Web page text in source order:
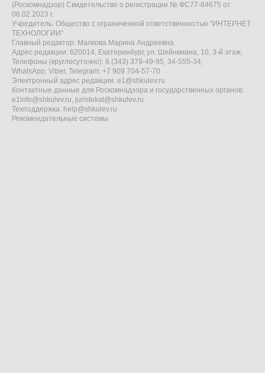
(Роскомнадзор) Свидетельство о регистрации № ФС77-84675 от
06.02.2023 г.
Учредитель: Общество с ограниченной ответственностью "ИНТЕРНЕТ
ТЕХНОЛОГИИ"
Главный редактор: Малкова Марина Андреевна
Адрес редакции: 620014, Екатеринбург, ул. Шейнкмана, 10, 3-й этаж,
Телефоны (круглосуточно): 8 (343) 379-49-95, 34-555-34,
WhatsApp, Viber, Telegram: +7 909 704-57-70
Электронный адрес редакции: e1@shkulev.ru
Контактные данные для Роскомнадзора и государственных органов:
e1info@shkulev.ru, juristekat@shkulev.ru
Техподдержка: help@shkulev.ru
Рекомендательные системы